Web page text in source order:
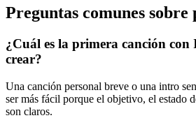
Preguntas comunes sobre
¿Cuál es la primera canción con
crear?
Una canción personal breve o una intro
ser más fácil porque el objetivo, el estado
son claros.